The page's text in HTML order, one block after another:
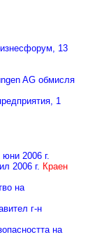
, 13
AG обмисля
, 1
2006 г.
2006 г. Краен
на
г-н
на